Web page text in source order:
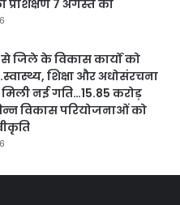
प्रशिक्षण 7 अगस्त को
जिले के विकास कार्यों को
शिक्षा और अधोसंरचना
नई गति…15.85 करोड़
विकास परियोजनाओं को